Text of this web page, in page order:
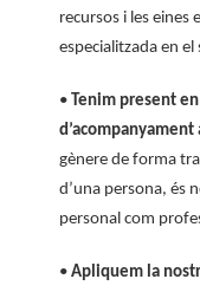
recursos i les eines
especialitzada en
• Tenim present
gènere de forma
d’una persona, és
personal com
• Apliquem la